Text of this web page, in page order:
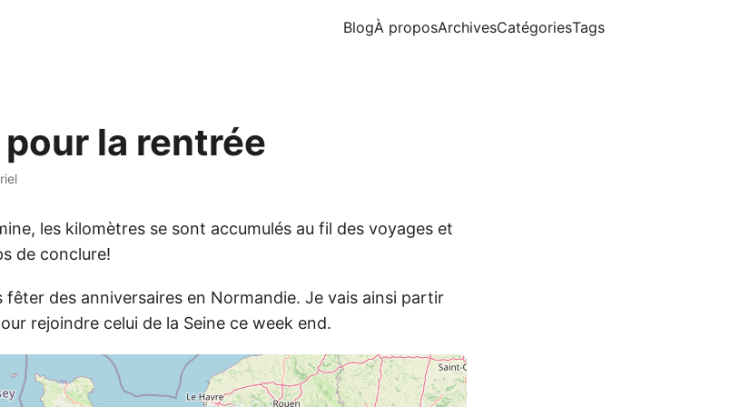
BlogÀ proposArchivesCatégoriesTags
la rentrée
les kilomètres se sont accumulés au fil des voyages et
de conclure!
fêter des anniversaires en Normandie. Je vais ainsi partir
rejoindre celui de la Seine ce week end.